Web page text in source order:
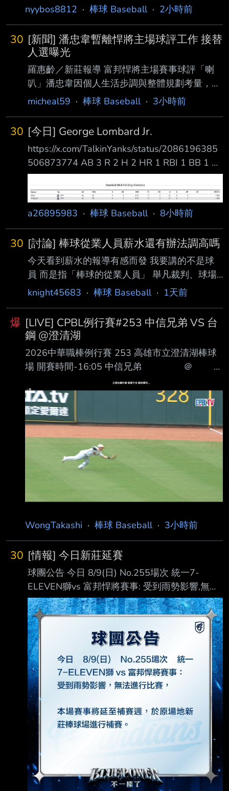
nyybos8812 · 棒球 Baseball· 2小時前
30 [新聞] 潘忠韋暫離悍將主場球評工作 接替
人選曝光
羅惠齡／新莊報導 富邦悍將主場賽事球評「喇
叭」潘忠韋因個人生活步調與整體規劃考量，暫
別轉播工作，至 於接下來球評會找誰？領隊陳
流。 悍將先在官方粉絲團宣布潘忠韋將暫離球
隊主場球評工作，昨晚潘忠韋也在在社群平台發
文 ：「關心富邦悍將與中華職棒的球迷們：從
球員開始到投入棒球轉播，一直是我生命中非常
了調整個人的生活步調與整體規劃，我將於 即
日起暫時告別富邦悍將主場賽事的賽事轉播工
作。這十年以來，非常感謝球團、轉播團隊 夥
伴們的協
micheal59 · 棒球 Baseball· 3小時前
30 [今日] George Lombard Jr.
https://x.com/TalkinYanks/status/2086196385
506873774 AB 3 R 2 H 2 HR 1 RBI 1 BB 1 K
1 也打出了本季第2轟，13個打數裡打了2轟，
從3A CALL上來後目前出賽4場繳出了 PA 16
AB 13 R 4 H 5 HR 2 AVG .385 OPB .500 SLG
.846 OPS 1.346 雖然樣本數很少，但他 4 場先
發游擊手 37 局守備 17 次守備機會 0 失誤 5
PO + 12 A = 17 次全部成功處理
a26895983 · 棒球 Baseball· 8小時前
30 [討論] 棒球從業人員薪水還有辦法調高嗎
今天看到薪水的報導有感而發 我要講的不是球
員 而是指「棒球的從業人員」 舉凡裁判、球場
維護、隊醫 乃至運科教練、農場管理、情蒐人
也跟這些人的努力脫不了關係 但現在正如各位
所知 從業人員多數都是用愛在撐 比如裁判 幾乎
每天都有人在說裁判不行 但現階段的汰換機制
並不健全 薪水就那樣還要隨比賽南征北討 即便
判的差 但也沒人可換 最終就說說而已 也無可奈
何 所以改善待遇吸引人來做 最直觀的方式之一
便是調整薪水 就這方面來說 還有沒有可能調高
呢 各位怎麼看 題外... 也
knight45683 · 棒球 Baseball· 1天前
爆 [LIVE] CPBL例行賽#253 中信兄弟 VS 台
鋼 @澄清湖
2026中華職棒例行賽 253 高雄市立澄清湖棒球
場 開賽時間-16:05 中信兄弟 ＠
｜ ＲＦ 張仁瑋 １Ｂ 王博
玄 ３Ｂ 張士綸 ＳＳ 曾子祐
ＣＦ 宋晟睿 ＣＦ 陳文杰 Ｄ
Ｈ 王威晨 ＤＨ 魔 鷹 ＬＦ
曾頌恩 ＬＦ 王柏融 ＳＳ 江坤
宇 ３Ｂ 吳念庭 １Ｂ 黃韋
盛 ＲＦ 紀慶然 Ｃ 高宇
WongTakashi · 棒球 Baseball· 3小時前
30 [情報] 今日新莊延賽
球團公告 今日 8/9(日) No.255場次 統一7-
ELEVEN獅vs 富邦悍將賽事: 受到雨勢影響,無法
進行比賽, 本場賽事將延至補賽週,於原場地新莊
棒球場進行補賽。 https://i.mopix.cc/9gSQPI.jpg
--